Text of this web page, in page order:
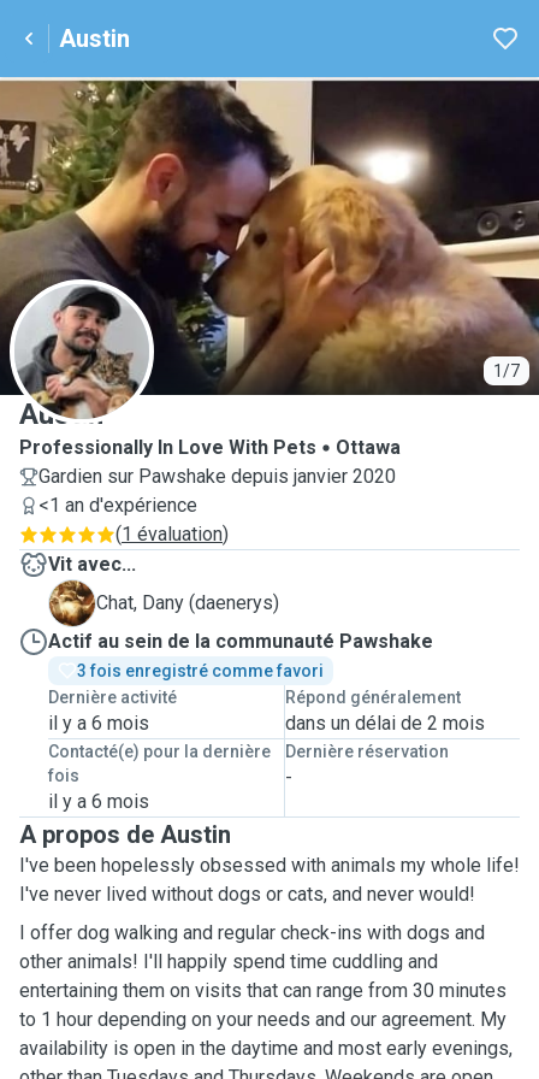
Austin
1/7
A
Austin
Professionally In Love With Pets
Ottawa
Gardien sur Pawshake depuis janvier 2020
<1 an d'expérience
(1 évaluation)
Vit avec...
D
Chat, Dany (daenerys)
Actif au sein de la communauté Pawshake
3 fois enregistré comme favori
Dernière activité
il y a 6 mois
Répond généralement
dans un délai de 2 mois
Contacté(e) pour la dernière
fois
il y a 6 mois
Dernière réservation
-
A propos de Austin
I've been hopelessly obsessed with animals my whole life!
I've never lived without dogs or cats, and never would!
I offer dog walking and regular check-ins with dogs and
other animals! I'll happily spend time cuddling and
entertaining them on visits that can range from 30 minutes
to 1 hour depending on your needs and our agreement. My
availability is open in the daytime and most early evenings,